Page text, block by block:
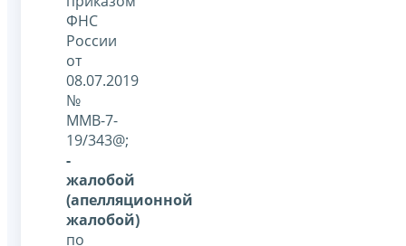
ФНС
России
от
08.07.2019
№
ММВ-7-
19/343@;
-
жалобой
(апелляционной
жалобой)
по